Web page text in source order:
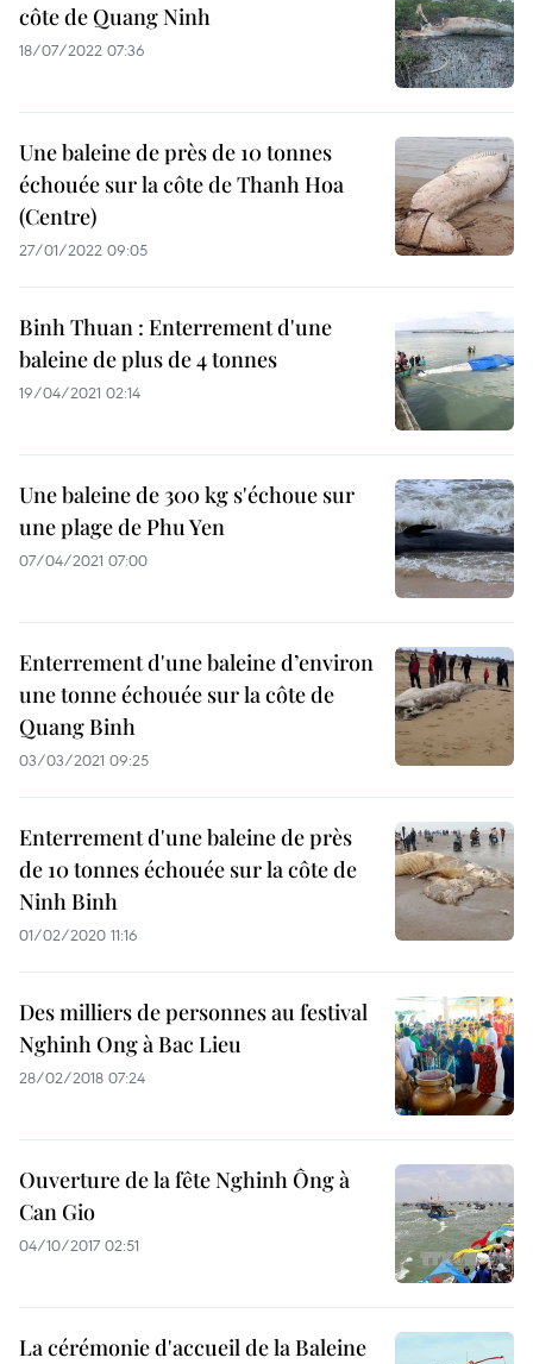
côte de Quang Ninh
18/07/2022 07:36
Une baleine de près de 10 tonnes
échouée sur la côte de Thanh Hoa
(Centre)
27/01/2022 09:05
Binh Thuan : Enterrement d'une
baleine de plus de 4 tonnes
19/04/2021 02:14
Une baleine de 300 kg s'échoue sur
une plage de Phu Yen
07/04/2021 07:00
Enterrement d'une baleine d’environ
une tonne échouée sur la côte de
Quang Binh
03/03/2021 09:25
Enterrement d'une baleine de près
de 10 tonnes échouée sur la côte de
Ninh Binh
01/02/2020 11:16
Des milliers de personnes au festival
Nghinh Ong à Bac Lieu
28/02/2018 07:24
Ouverture de la fête Nghinh Ông à
Can Gio
04/10/2017 02:51
La cérémonie d'accueil de la Baleine